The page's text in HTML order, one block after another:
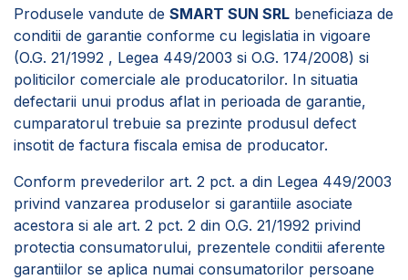
Produsele vandute de SMART SUN SRL beneficiaza de
conditii de garantie conforme cu legislatia in vigoare
(O.G. 21/1992 , Legea 449/2003 si O.G. 174/2008) si
politicilor comerciale ale producatorilor. In situatia
defectarii unui produs aflat in perioada de garantie,
cumparatorul trebuie sa prezinte produsul defect
insotit de factura fiscala emisa de producator.
Conform prevederilor art. 2 pct. a din Legea 449/2003
privind vanzarea produselor si garantiile asociate
acestora si ale art. 2 pct. 2 din O.G. 21/1992 privind
protectia consumatorului, prezentele conditii aferente
garantiilor se aplica numai consumatorilor persoane